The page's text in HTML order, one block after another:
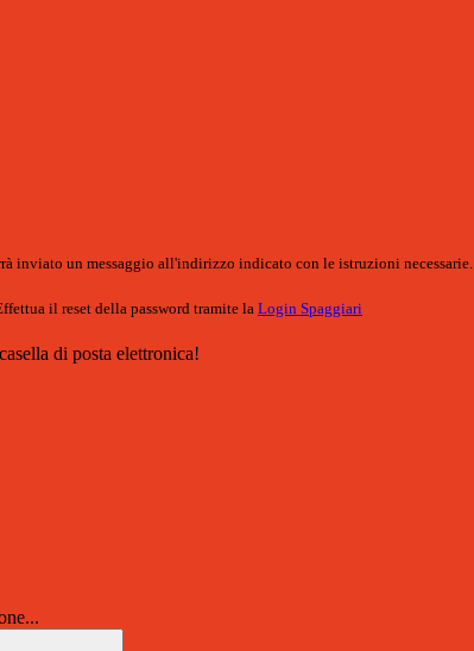
inviato un messaggio all'indirizzo indicato con le istruzioni necessarie.
il reset della password tramite la Login Spaggiari
di posta elettronica!